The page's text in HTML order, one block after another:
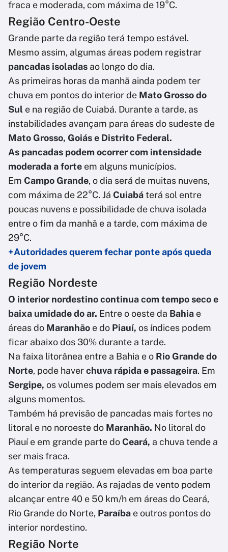
fraca e moderada, com máxima de 19°C.
Região Centro-Oeste
Grande parte da região terá tempo estável.
Mesmo assim, algumas áreas podem registrar
pancadas isoladas ao longo do dia.
As primeiras horas da manhã ainda podem ter
chuva em pontos do interior de Mato Grosso do
Sul e na região de Cuiabá. Durante a tarde, as
instabilidades avançam para áreas do sudeste de
Mato Grosso, Goiás e Distrito Federal.
As pancadas podem ocorrer com intensidade
moderada a forte em alguns municípios.
Em Campo Grande, o dia será de muitas nuvens,
com máxima de 22°C. Já Cuiabáterá sol entre
poucas nuvens e possibilidade de chuva isolada
entre o fim da manhã e a tarde, com máxima de
29°C.
+Autoridades querem fechar ponte após queda
de jovem
Região Nordeste
O interior nordestino continua com tempo seco e
baixa umidade do ar. Entre o oeste da Bahia e
áreas do Maranhão e do Piauí, os índices podem
ficar abaixo dos 30% durante a tarde.
Na faixa litorânea entre a Bahia e o Rio Grande do
Norte, pode haverchuva rápida e passageira. Em
Sergipe, os volumes podem ser mais elevados em
alguns momentos.
Também há previsão de pancadas mais fortes no
litoral e no noroeste do Maranhão. No litoral do
Piauí e em grande parte doCeará, a chuva tende a
ser mais fraca.
As temperaturas seguem elevadas em boa parte
do interior da região. As rajadas de vento podem
alcançar entre 40 e 50 km/h em áreas do Ceará,
Rio Grande do Norte, Paraíba e outros pontos do
interior nordestino.
Região Norte